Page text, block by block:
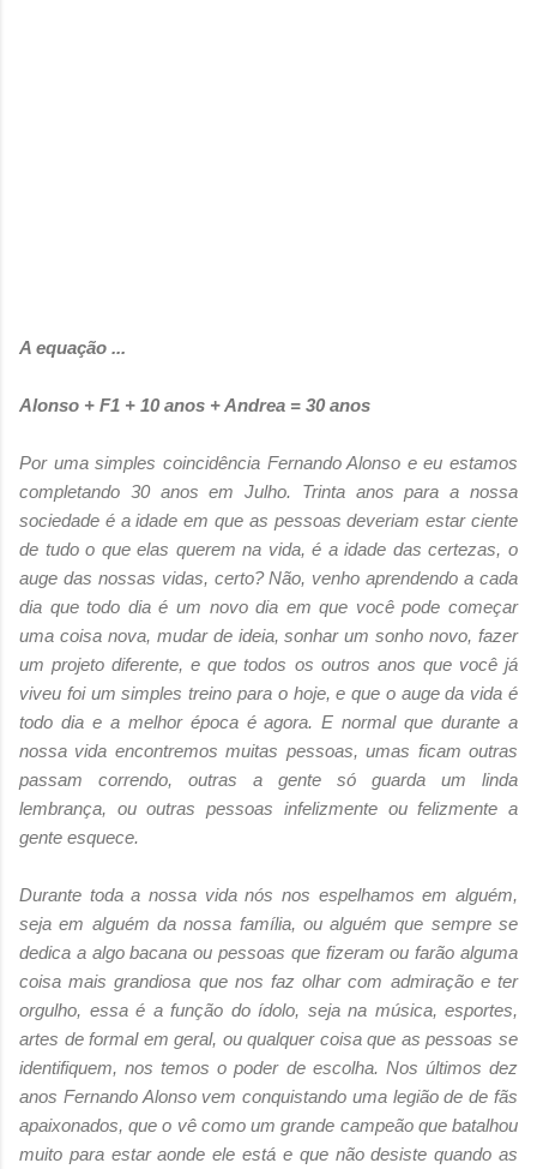
A equação ...
Alonso + F1 + 10 anos + Andrea = 30 anos
Por uma simples coincidência Fernando Alonso e eu estamos
completando 30 anos em Julho. Trinta anos para a nossa
sociedade é a idade em que as pessoas deveriam estar ciente
de tudo o que elas querem na vida, é a idade das certezas, o
auge das nossas vidas, certo? Não, venho aprendendo a cada
dia que todo dia é um novo dia em que você pode começar
uma coisa nova, mudar de ideia, sonhar um sonho novo, fazer
um projeto diferente, e que todos os outros anos que você já
viveu foi um simples treino para o hoje, e que o auge da vida é
todo dia e a melhor época é agora. E normal que durante a
nossa vida encontremos muitas pessoas, umas ficam outras
passam correndo, outras a gente só guarda um linda
lembrança, ou outras pessoas infelizmente ou felizmente a
gente esquece.
Durante toda a nossa vida nós nos espelhamos em alguém,
seja em alguém da nossa família, ou alguém que sempre se
dedica a algo bacana ou pessoas que fizeram ou farão alguma
coisa mais grandiosa que nos faz olhar com admiração e ter
orgulho, essa é a função do ídolo, seja na música, esportes,
artes de formal em geral, ou qualquer coisa que as pessoas se
identifiquem, nos temos o poder de escolha. Nos últimos dez
anos Fernando Alonso vem conquistando uma legião de de fãs
apaixonados, que o vê como um grande campeão que batalhou
muito para estar aonde ele está e que não desiste quando as